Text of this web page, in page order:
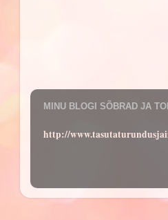
MINU BLOGI SÕBRAD JA
http://